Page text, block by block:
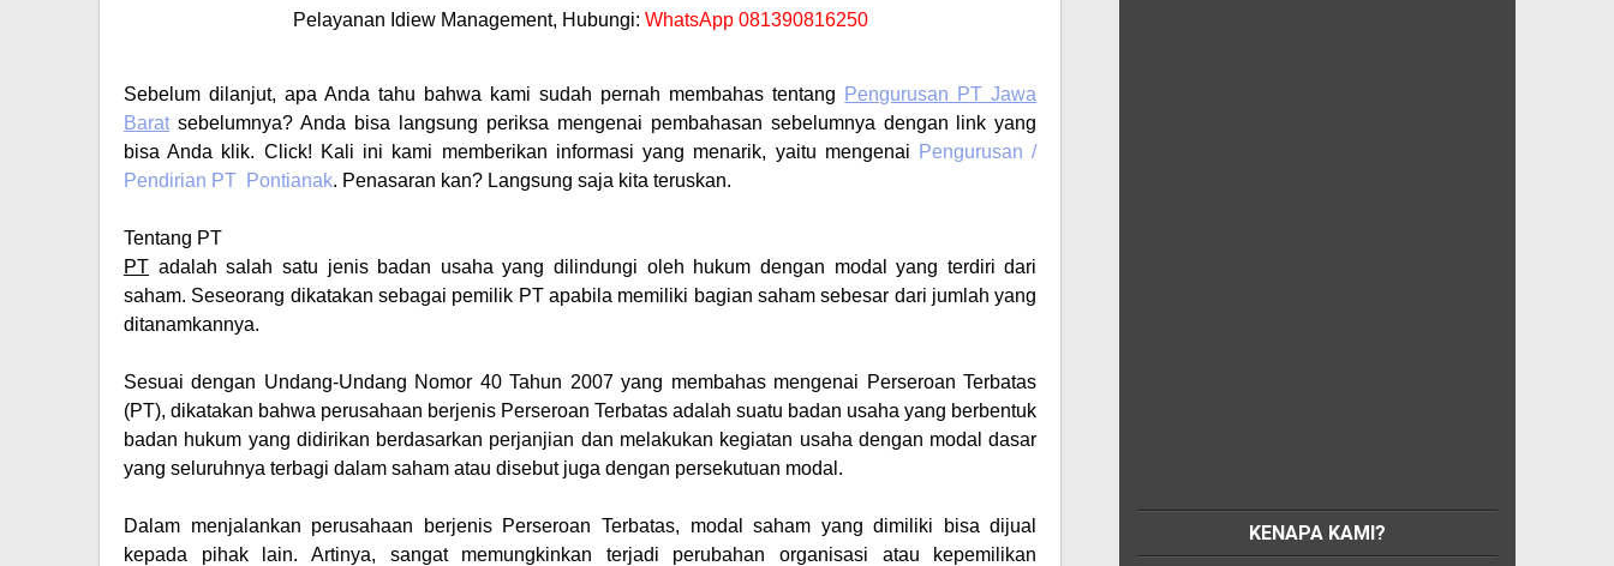
Pelayanan Idiew Management, Hubungi: WhatsApp 081390816250
Sebelum dilanjut, apa Anda tahu bahwa kami sudah pernah membahas tentang
Pengurusan PT Jawa
Barat sebelumnya? Anda bisa langsung periksa mengenai pembahasan sebelumnya dengan link yang
bisa Anda klik. Click! Kali ini kami memberikan informasi yang menarik, yaitu mengenai
Pengurusan /
Pendirian PT
Pontianak. Penasaran kan? Langsung saja kita teruskan.
Tentang PT
PT adalah salah satu jenis badan usaha yang dilindungi oleh hukum dengan modal yang terdiri dari
saham. Seseorang dikatakan sebagai pemilik PT apabila memiliki bagian saham sebesar dari jumlah yang
ditanamkannya.
Sesuai dengan Undang-Undang Nomor 40 Tahun 2007 yang membahas mengenai Perseroan Terbatas
(PT), dikatakan bahwa perusahaan berjenis Perseroan Terbatas adalah suatu badan usaha yang berbentuk
badan hukum yang didirikan berdasarkan perjanjian dan melakukan kegiatan usaha dengan modal dasar
yang seluruhnya terbagi dalam saham atau disebut juga dengan persekutuan modal.
Dalam menjalankan perusahaan berjenis Perseroan Terbatas, modal saham yang dimiliki bisa dijual
kepada pihak lain. Artinya, sangat memungkinkan terjadi perubahan organisasi atau kepemilikan
KENAPA KAMI?